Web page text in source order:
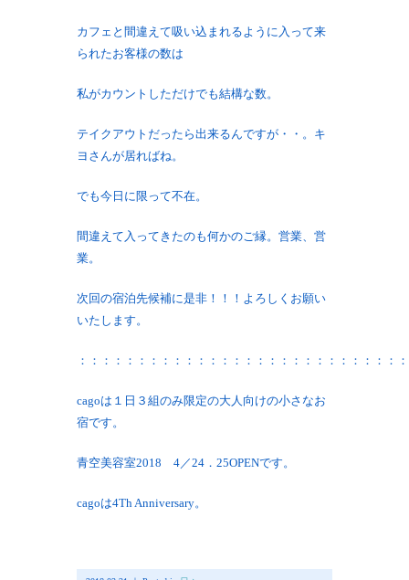
カフェと間違えて吸い込まれるように入って来
られたお客様の数は
私がカウントしただけでも結構な数。
テイクアウトだったら出来るんですが・・。キ
ヨさんが居ればね。
でも今日に限って不在。
間違えて入ってきたのも何かのご縁。営業、営
業。
次回の宿泊先候補に是非！！！よろしくお願い
いたします。
：：：：：：：：：：：：：：：：：：：：：：：：：：：
cagoは１日３組のみ限定の大人向けの小さなお
宿です。
青空美容室2018 4／24．25OPENです。
cagoは4Th Anniversary。